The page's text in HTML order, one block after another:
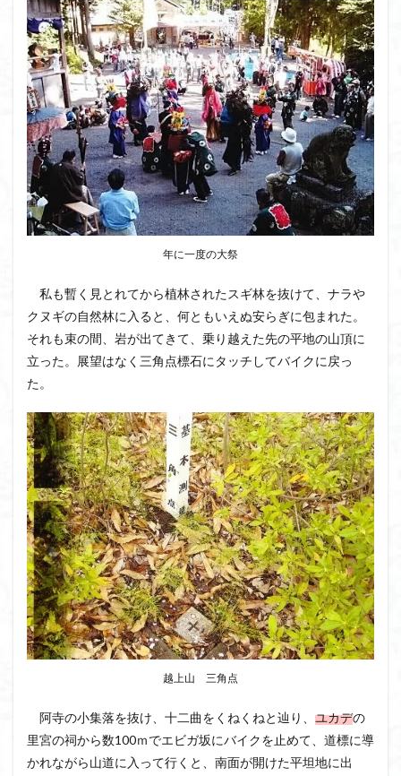
年に一度の大祭
私も暫く見とれてから植林されたスギ林を抜けて、ナラや
クヌギの自然林に入ると、何ともいえぬ安らぎに包まれた。
それも束の間、岩が出てきて、乗り越えた先の平地の山頂に
立った。展望はなく三角点標石にタッチしてバイクに戻っ
た。
越上山 三角点
阿寺の小集落を抜け、十二曲をくねくねと辿り、 ユカデの
里宮の祠から数100ｍでエビガ坂にバイクを止めて、道標に導
かれながら山道に入って行くと、南面が開けた平坦地に出